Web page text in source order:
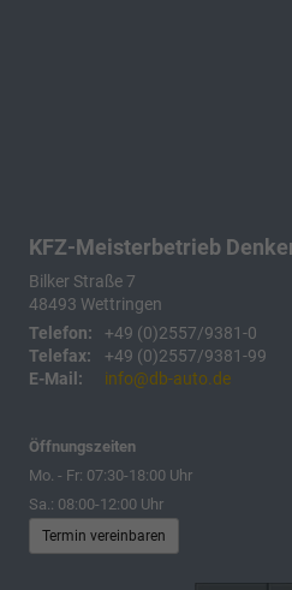
KFZ-Meisterbetrieb
Bilker Straße 7
48493 Wettringen
Telefon:
+49 (0)2557/9381-0
Telefax:
+49 (0)2557/9381-99
E-Mail:
info@db-auto.de
Öffnungszeiten
Mo. - Fr: 07:30-18:00 Uhr
Sa.: 08:00-12:00 Uhr
Termin vereinbaren